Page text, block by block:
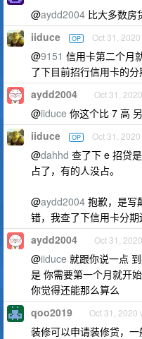
@aydd2004 比大多数房
iiduce OP Oct 31, 2020
@9151 信用卡第二个月
了下目前招行信用卡的分
aydd2004 Oct 31,
@iiduce 你这个比 7 高
iiduce OP Oct 31, 2020
@dahhd 查了下 e 招贷
占了，有的人没占。
@aydd2004 抱歉，是写
错，我查了下信用卡分期
aydd2004 Oct 31,
@iiduce 就跟你说一点
是 你需要第一个月就开
你觉得还能那么算么
qoo2019 Oct 31, 2020
装修可以申请装修贷，